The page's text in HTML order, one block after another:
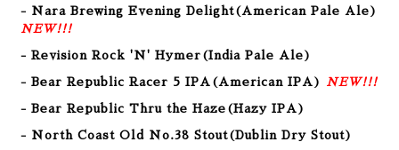
- Nara Brewing Evening Delight(American Pale Ale)
NEW!!!
- Revision Rock 'N' Hymer(India Pale Ale)
- Bear Republic Racer 5 IPA(American IPA) NEW!!!
- Bear Republic Thru the Haze(Hazy IPA)
- North Coast Old No.38 Stout(Dublin Dry Stout)